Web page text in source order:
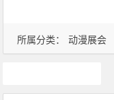
所属分类： 动漫展会